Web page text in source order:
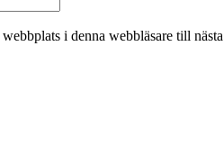
i denna webbläsare till